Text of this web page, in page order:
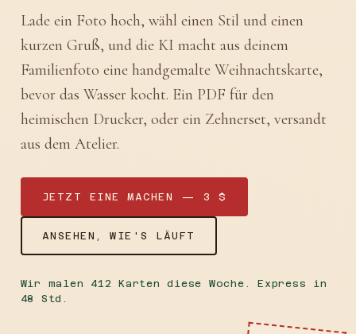
Lade ein Foto hoch, wähl einen Stil und einen
kurzen Gruß, und die KI macht aus deinem
Familienfoto eine handgemalte Weihnachtskarte,
bevor das Wasser kocht. Ein PDF für den
heimischen Drucker, oder ein Zehnerset, versandt
aus dem Atelier.
JETZT EINE MACHEN — 3 $
ANSEHEN, WIE'S LÄUFT
Wir malen 412 Karten diese Woche. Express in
48 Std.